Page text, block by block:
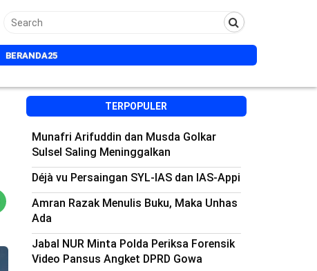
BERANDA25
TERPOPULER
Munafri Arifuddin dan Musda Golkar
Sulsel Saling Meninggalkan
Déjà vu Persaingan SYL-IAS dan IAS-Appi
Amran Razak Menulis Buku, Maka Unhas
Ada
Jabal NUR Minta Polda Periksa Forensik
Video Pansus Angket DPRD Gowa